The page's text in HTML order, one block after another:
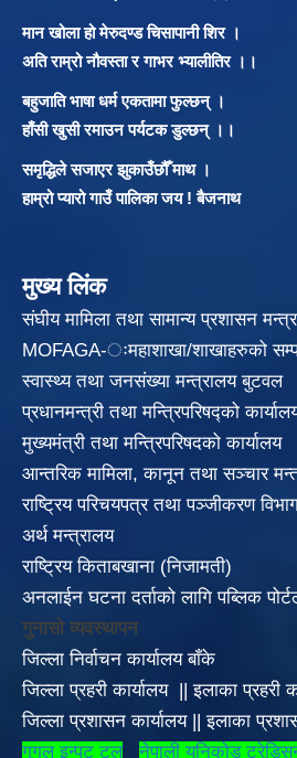
मान खोला हो मेरुदण्ड चिसापानी शिर ।
अति राम्रो नौवस्ता र गाभर भ्यालीतिर ।।
बहुजाति भाषा धर्म एकतामा फुल्छन् ।
हाँसी खुसी रमाउन पर्यटक डुल्छन् ।।
समृद्धिले सजाएर झुकाउँछौँ माथ ।
हाम्रो प्यारो गाउँ पालिका जय ! बैजनाथ
मुख्य लिंक
संघीय मामिला तथा सामान्य प्रशासन
MOFAGA-ःमहाशाखा/शाखाहरुको
स्वास्थ्य तथा जनसंख्या मन्त्रालय बुटवल
प्रधानमन्त्री तथा मन्त्रिपरिषद्को
मुख्यमंत्री तथा मन्त्रिपरिषदको कार्यालय
आन्तरिक मामिला, कानून तथा सञ्चार
राष्ट्रिय परिचयपत्र तथा पञ्जीकरण
अर्थ मन्त्रालय
राष्ट्रिय किताबखाना (निजामती)
अनलाईन घटना दर्ताको लागि पब्लिक
गुनासो व्यवस्थापन
जिल्ला निर्वाचन कार्यालय बाँके
जिल्ला प्रहरी कार्यालय
||इलाका प्रहरी
जिल्ला प्रशासन कार्यालय||इलाका
गूगल इन्पुट टूल
नेपाली युनिकोड